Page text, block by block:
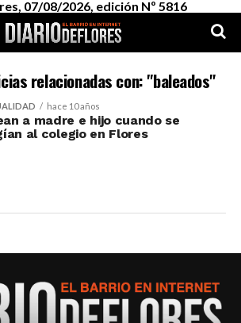
07/08/2026, edición Nº 5816
relacionadas con: "baleados"
hace 10 años
a madre e hijo cuando se
al colegio en Flores